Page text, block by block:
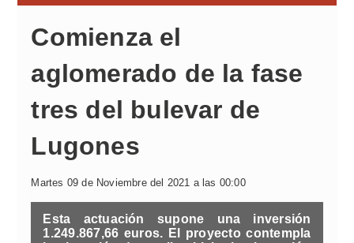
Comienza el
aglomerado de la fase
tres del bulevar de
Lugones
Martes 09 de Noviembre del 2021 a las 00:00
Esta actuación supone una inversión
1.249.867,66 euros. El proyecto contempla